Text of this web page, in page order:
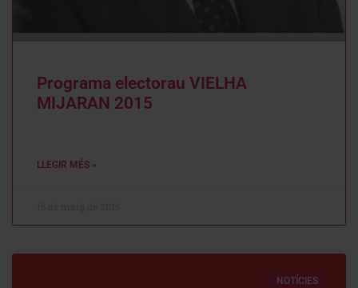
Programa electorau VIELHA
MIJARAN 2015
LLEGIR MÉS »
NOTÍCIES